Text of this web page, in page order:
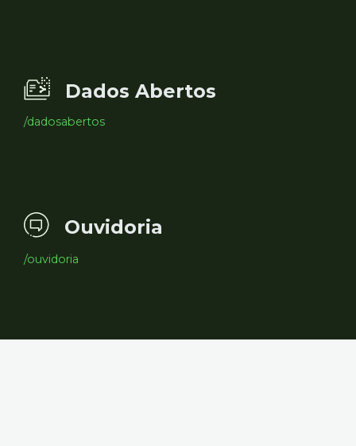
Dados Abertos
/dadosabertos
Ouvidoria
/ouvidoria